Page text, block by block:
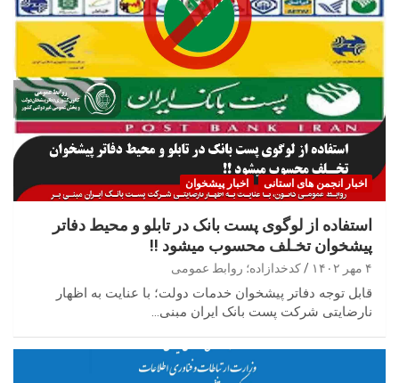
اخبار انجمن های استانی اخبار پیشخوان
استفاده از لوگوی پست بانک در تابلو و محیط دفاتر
پیشخوان تخـلف محسوب میشود !!
۴ مهر ۱۴۰۲ کدخدازاده؛ روابط عمومی
قابل توجه دفاتر پیشخوان خدمات دولت؛ با عنایت به اظهار
نارضایتی شرکت پست بانک ایران مبنی…